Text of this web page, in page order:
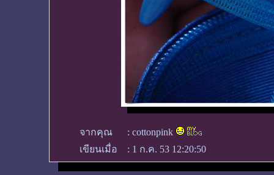
จากคุณ : cottonpink
เขียนเมื่อ
: 1 ก.ค. 53 12:20:50